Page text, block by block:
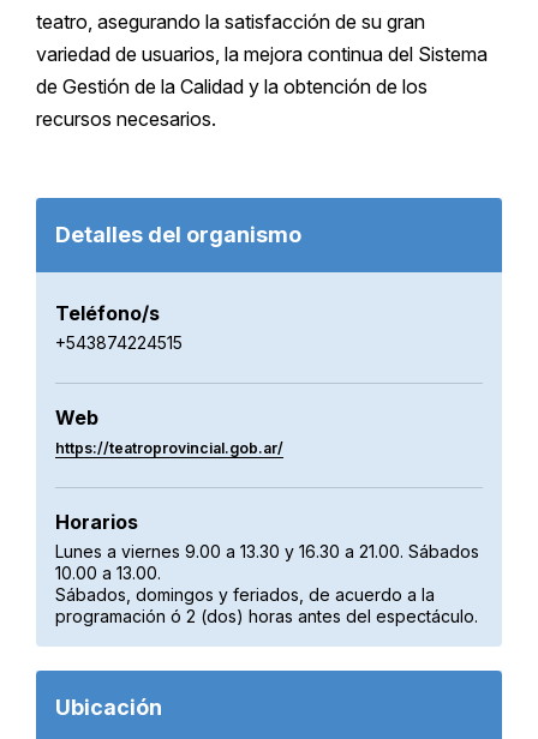
teatro, asegurando la satisfacción de su gran
variedad de usuarios, la mejora continua del Sistema
de Gestión de la Calidad y la obtención de los
recursos necesarios.
Detalles del organismo
Teléfono/s
+543874224515
Web
https://teatroprovincial.gob.ar/
Horarios
Lunes a viernes 9.00 a 13.30 y 16.30 a 21.00. Sábados
10.00 a 13.00.
Sábados, domingos y feriados, de acuerdo a la
programación ó 2 (dos) horas antes del espectáculo.
Ubicación